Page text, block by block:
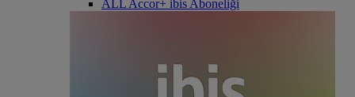
ALL Accor+ ibis Aboneliği